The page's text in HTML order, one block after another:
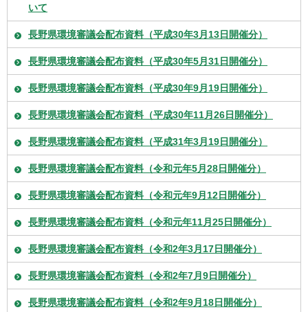
いて
長野県環境審議会配布資料（平成30年3月13日開催分）
長野県環境審議会配布資料（平成30年5月31日開催分）
長野県環境審議会配布資料（平成30年9月19日開催分）
長野県環境審議会配布資料（平成30年11月26日開催分）
長野県環境審議会配布資料（平成31年3月19日開催分）
長野県環境審議会配布資料（令和元年5月28日開催分）
長野県環境審議会配布資料（令和元年9月12日開催分）
長野県環境審議会配布資料（令和元年11月25日開催分）
長野県環境審議会配布資料（令和2年3月17日開催分）
長野県環境審議会配布資料（令和2年7月9日開催分）
長野県環境審議会配布資料（令和2年9月18日開催分）